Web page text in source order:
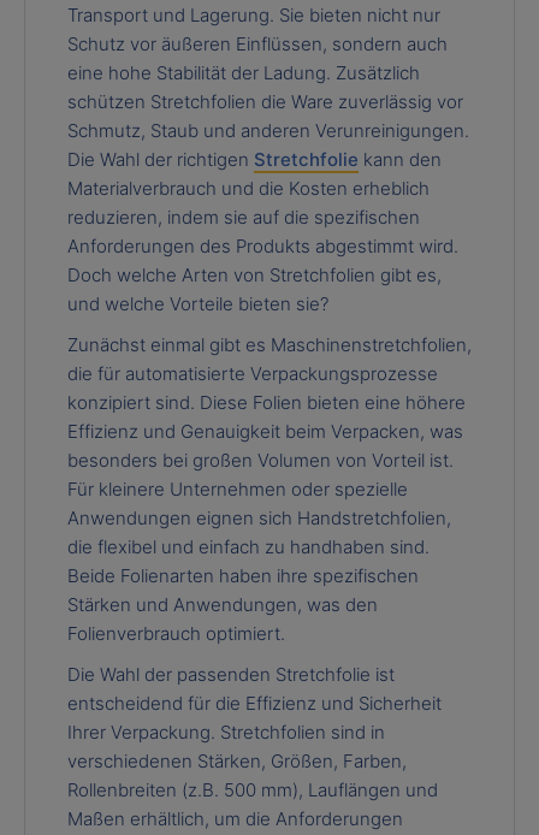
Transport und Lagerung. Sie bieten nicht nur
Schutz vor äußeren Einflüssen, sondern auch
eine hohe Stabilität der Ladung. Zusätzlich
schützen Stretchfolien die Ware zuverlässig vor
Schmutz, Staub und anderen Verunreinigungen.
Die Wahl der richtigen Stretchfolie kann den
Materialverbrauch und die Kosten erheblich
reduzieren, indem sie auf die spezifischen
Anforderungen des Produkts abgestimmt wird.
Doch welche Arten von Stretchfolien gibt es,
und welche Vorteile bieten sie?
Zunächst einmal gibt es Maschinenstretchfolien,
die für automatisierte Verpackungsprozesse
konzipiert sind. Diese Folien bieten eine höhere
Effizienz und Genauigkeit beim Verpacken, was
besonders bei großen Volumen von Vorteil ist.
Für kleinere Unternehmen oder spezielle
Anwendungen eignen sich Handstretchfolien,
die flexibel und einfach zu handhaben sind.
Beide Folienarten haben ihre spezifischen
Stärken und Anwendungen, was den
Folienverbrauch optimiert.
Die Wahl der passenden Stretchfolie ist
entscheidend für die Effizienz und Sicherheit
Ihrer Verpackung. Stretchfolien sind in
verschiedenen Stärken, Größen, Farben,
Rollenbreiten (z.B. 500 mm), Lauflängen und
Maßen erhältlich, um die Anforderungen